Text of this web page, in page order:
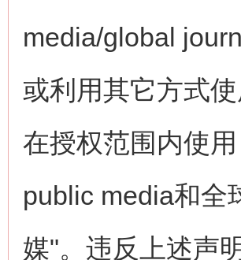
media/global
或利用其它方式
在授权范围内使
public media和全
媒"。违反上述声